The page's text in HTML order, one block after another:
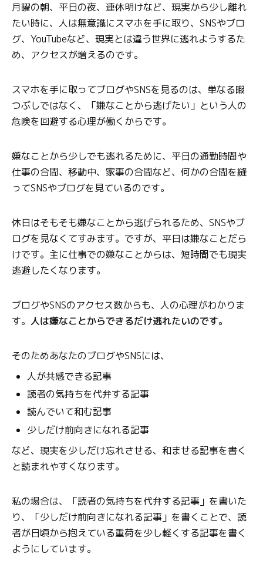
月曜の朝、平日の夜、連休明けなど、現実から少し離れ
たい時に、人は無意識にスマホを手に取り、SNSやブロ
グ、YouTubeなど、現実とは違う世界に逃れようするた
め、アクセスが増えるのです。
スマホを手に取ってブログやSNSを見るのは、単なる暇
つぶしではなく、「嫌なことから逃げたい」という人の
危険を回避する心理が働くからです。
嫌なことから少しでも逃れるために、平日の通勤時間や
仕事の合間、移動中、家事の合間など、何かの合間を縫
ってSNSやブログを見ているのです。
休日はそもそも嫌なことから逃げられるため、SNSやブ
ログを見なくてすみます。ですが、平日は嫌なことだら
けです。主に仕事での嫌なことからは、短時間でも現実
逃避したくなります。
ブログやSNSのアクセス数からも、人の心理がわかりま
す。 人は嫌なことからできるだけ逃れたいのです。
そのためあなたのブログやSNSには、
人が共感できる記事
読者の気持ちを代弁する記事
読んでいて和む記事
少しだけ前向きになれる記事
など、現実を少しだけ忘れさせる、和ませる記事を書く
と読まれやすくなります。
私の場合は、「読者の気持ちを代弁する記事」を書いた
り、「少しだけ前向きになれる記事」を書くことで、読
者が日頃から抱えている重荷を少し軽くする記事を書く
ようにしています。